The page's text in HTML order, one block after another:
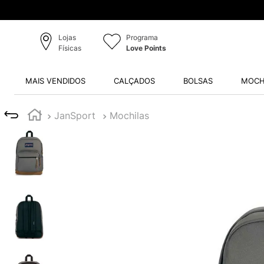
Lojas
Físicas
Programa
Love Points
MAIS VENDIDOS CALÇADOS BOLSAS
JanSport Mochilas